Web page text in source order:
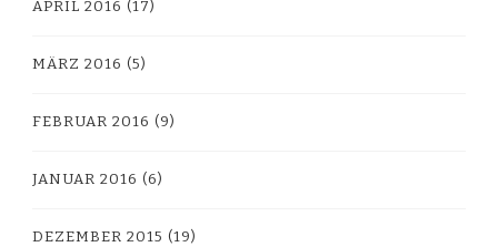
APRIL 2016 (17)
MÄRZ 2016 (5)
FEBRUAR 2016 (9)
JANUAR 2016 (6)
DEZEMBER 2015 (19)